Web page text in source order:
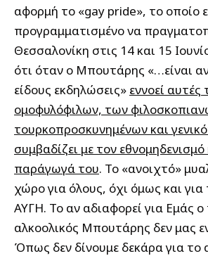
αφορμή το «gay pride», το οποίο
προγραμματισμένο να
Θεσσαλονίκη στις 14 και 15
ότι όταν ο Μπουτάρης «…είναι
είδους εκδηλώσεις» εννοεί αυτές
ομοφυλόφιλων, των
τουρκοπροσκυνημένων και
συμβαδίζει με τον
παράγωγά του. Το «ανοιχτό»
χώρο για όλους, όχι όμως και
ΑΥΓΗ. Το αν αδιαφορεί για Εμάς
αλκοολικός Μπουτάρης δεν μας
Όπως δεν δίνουμε δεκάρα για το